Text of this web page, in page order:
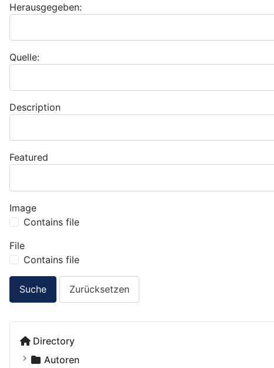
Directory
Autoren
Herausgegeben:
Quelle:
Description
Featured
Image
Contains file
File
Contains file
Suche Zurücksetzen